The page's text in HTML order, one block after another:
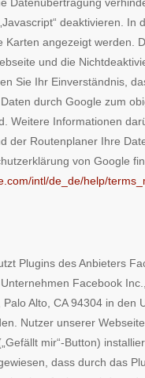
deaktivieren. In
Karten angezeigt werden.
und die
Sie Ihr Einverständnis,
durch Google zum
Weitere Informationen
der Routenplaner Ihre
von Google
intl/de_de/help/
Plugins des Anbieters
Facebook
Alto, CA 94304 in den
Nutzer unserer
mir“-Button)
dass durch das